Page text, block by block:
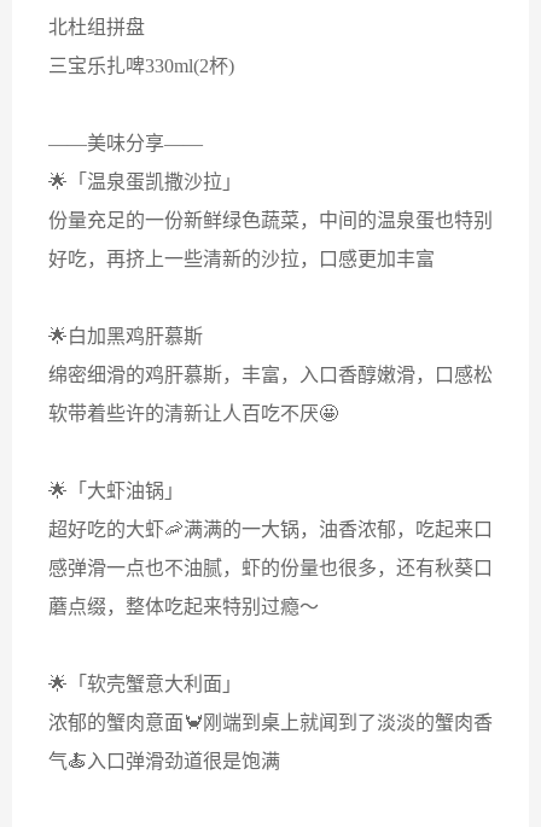
北杜组拼盘
三宝乐扎啤330ml(2杯)
——美味分享——
🌟「温泉蛋凯撒沙拉」
份量充足的一份新鲜绿色蔬菜，中间的温泉蛋也特别
好吃，再挤上一些清新的沙拉，口感更加丰富
🌟白加黑鸡肝慕斯
绵密细滑的鸡肝慕斯，丰富，入口香醇嫩滑，口感松
软带着些许的清新让人百吃不厌🤩
🌟「大虾油锅」
超好吃的大虾🦐满满的一大锅，油香浓郁，吃起来口
感弹滑一点也不油腻，虾的份量也很多，还有秋葵口
蘑点缀，整体吃起来特别过瘾～
🌟「软壳蟹意大利面」
浓郁的蟹肉意面🦀刚端到桌上就闻到了淡淡的蟹肉香
气🍝入口弹滑劲道很是饱满